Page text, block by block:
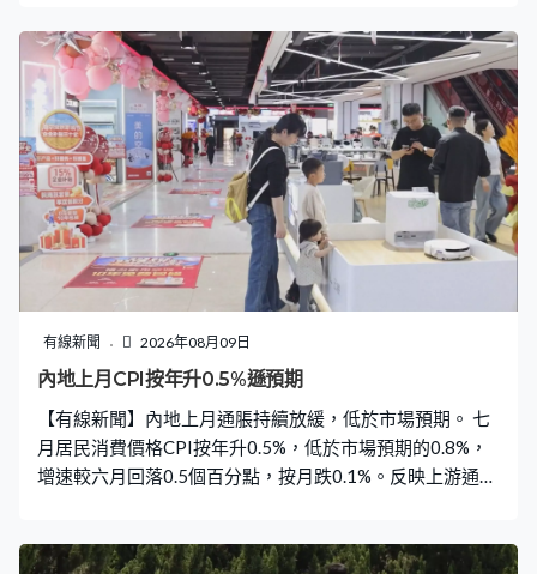
能守住優勢，換邊後連失兩球，1比2不敵墨超的蒙特雷。
有線新聞 2026年08月09日
內地上月CPI按年升0.5%遜預期
【有線新聞】內地上月通脹持續放緩，低於市場預期。 七
月居民消費價格CPI按年升0.5%，低於市場預期的0.8%，
增速較六月回落0.5個百分點，按月跌0.1%。反映上游通脹
主要受汽油價格漲幅回落影響，扣除食品和能源價格的核